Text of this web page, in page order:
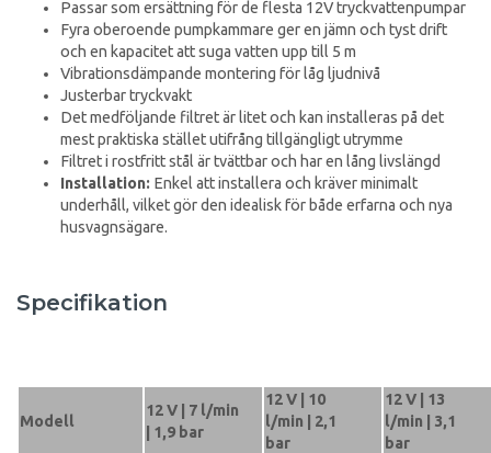
Passar som ersättning för de flesta 12V tryckvattenpumpar
Fyra oberoende pumpkammare ger en jämn och tyst drift
och en kapacitet att suga vatten upp till 5 m
Vibrationsdämpande montering för låg ljudnivå
Justerbar tryckvakt
Det medföljande filtret är litet och kan installeras på det
mest praktiska stället utifrång tillgängligt utrymme
Filtret i rostfritt stål är tvättbar och har en lång livslängd
Installation: Enkel att installera och kräver minimalt
underhåll, vilket gör den idealisk för både erfarna och nya
husvagnsägare.
Specifikation
Modell
12 V | 7 l/min
| 1,9 bar
12 V | 10
l/min | 2,1
bar
12 V | 13
l/min | 3,1
bar